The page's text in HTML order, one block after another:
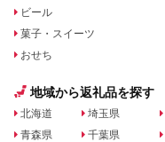
ビール
菓子・スイーツ
おせち
地域から返礼品を探す
北海道
青森県
埼玉県
千葉県